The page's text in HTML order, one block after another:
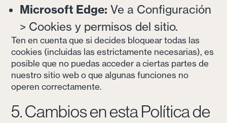
Microsoft Edge: Ve a Configuración
> Cookies y permisos del sitio.
Ten en cuenta que si decides bloquear todas las
cookies (incluidas las estrictamente necesarias), es
posible que no puedas acceder a ciertas partes de
nuestro sitio web o que algunas funciones no
operen correctamente.
5. Cambios en esta Política de